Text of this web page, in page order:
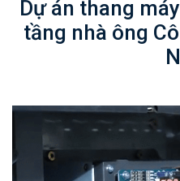
Dự án thang
tầng nhà ông